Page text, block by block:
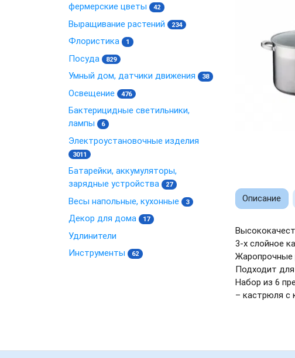
Описание
3-х слойное
Жаропрочные
Подходит
Набор из 6
– кастрюля с
фермерские цветы
42
Выращивание растений 234
Флористика 1
Посуда 829
Умный дом, датчики движения 38
Освещение 476
Бактерицидные светильники,
лампы
6
Электроустановочные изделия
3011
Батарейки, аккумуляторы,
зарядные устройства
27
Весы напольные, кухонные 3
Декор для дома 17
Удлинители
Инструменты
62